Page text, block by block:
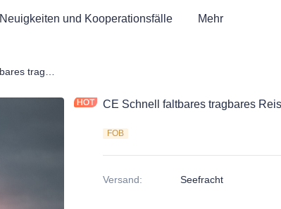
Neuigkeiten und Kooperationsfälle Mehr
CE Schnell faltbares tragbares
FOB
Versand: Seefracht